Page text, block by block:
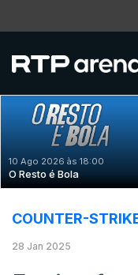
10 Ago 2026 às 18:00
O Resto é Bola
COUNTER-
28 Jan 2025